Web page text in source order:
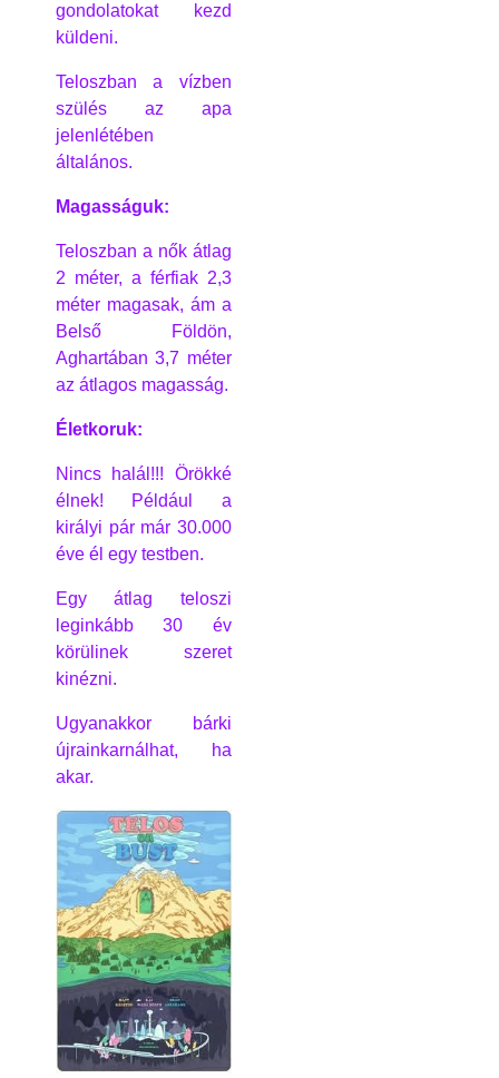
gondolatokat kezd
küldeni.
Teloszban a vízben
szülés az apa
jelenlétében
általános.
Magasságuk:
Teloszban a nők átlag
2 méter, a férfiak 2,3
méter magasak, ám a
Belső Földön,
Aghartában 3,7 méter
az átlagos magasság.
Életkoruk:
Nincs halál!!! Örökké
élnek! Például a
királyi pár már 30.000
éve él egy testben.
Egy átlag teloszi
leginkább 30 év
körülinek szeret
kinézni.
Ugyanakkor bárki
újrainkarnálhat, ha
akar.